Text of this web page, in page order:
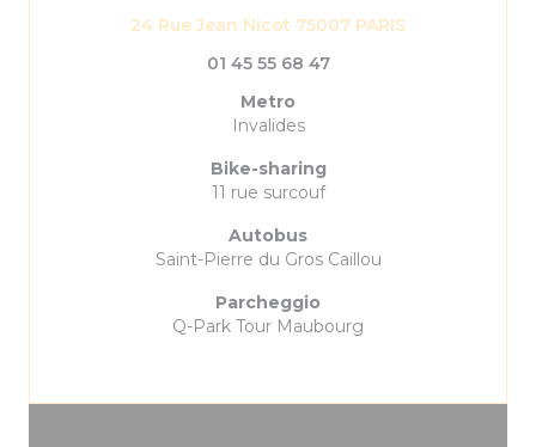
24 Rue Jean Nicot 75007 PARIS((apre una
01 45 55 68 47
Metro
Invalides
Bike-sharing
11 rue surcouf
Autobus
Saint-Pierre du Gros Caillou
Parcheggio
Q-Park Tour Maubourg